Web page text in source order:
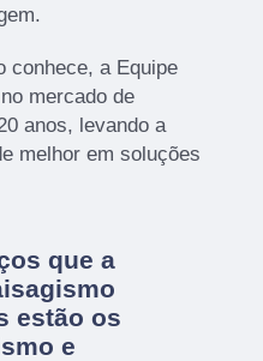
conhece, a Equipe
mercado de
anos, levando a
melhor em soluções
que a
estão os
e